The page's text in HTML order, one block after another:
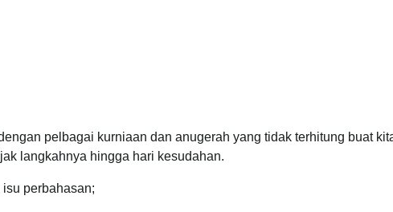
pelbagai kurniaan dan anugerah yang tidak terhitung buat
langkahnya hingga hari kesudahan.
perbahasan;